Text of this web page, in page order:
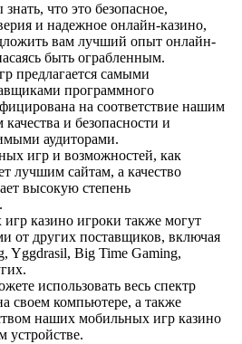
что это безопасное,
и надежное онлайн-казино,
вам лучший опыт онлайн-
быть ограбленным.
предлагается самыми
программного
на соответствие нашим
и безопасности и
аудиторами.
игр и возможностей, как
лучшим сайтам, а качество
высокую степень
казино игроки также могут
от других поставщиков, включая
Yggdrasil, Big Time Gaming,
использовать весь спектр
своем компьютере, а также
наших мобильных игр казино
устройстве.